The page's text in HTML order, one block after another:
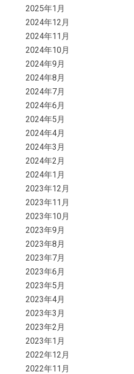
2025年1月
2024年12月
2024年11月
2024年10月
2024年9月
2024年8月
2024年7月
2024年6月
2024年5月
2024年4月
2024年3月
2024年2月
2024年1月
2023年12月
2023年11月
2023年10月
2023年9月
2023年8月
2023年7月
2023年6月
2023年5月
2023年4月
2023年3月
2023年2月
2023年1月
2022年12月
2022年11月